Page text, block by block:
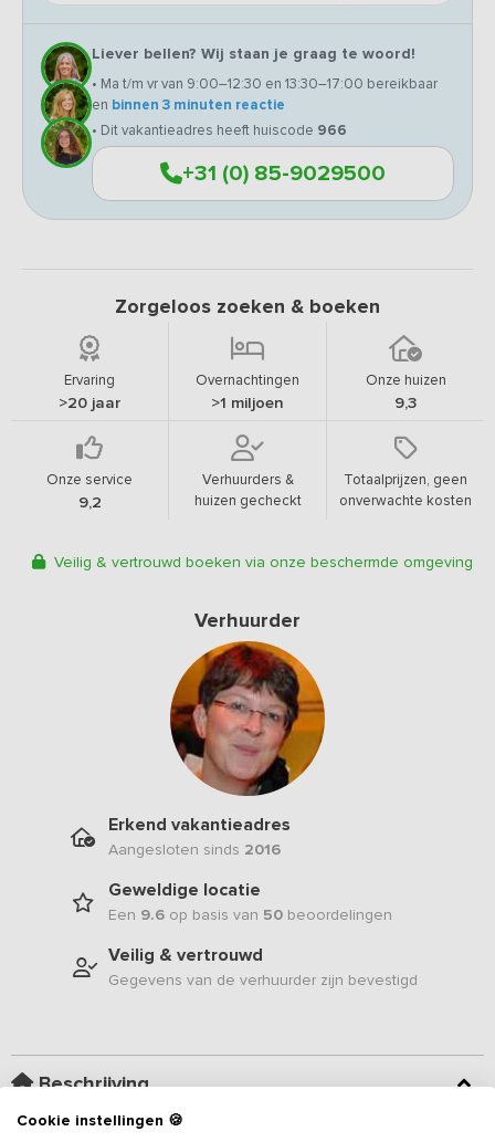
Liever bellen? Wij staan je graag te woord!
• Ma t/m vr van 9:00–12:30 en 13:30–17:00 bereikbaar
en binnen 3 minuten reactie
• Dit vakantieadres heeft huiscode 966
+31 (0) 85-9029500
Zorgeloos zoeken & boeken
Ervaring
>20 jaar
Overnachtingen
>1 miljoen
Onze huizen
9,3
Onze service
9,2
Verhuurders &
huizen gecheckt
Totaalprijzen, geen
onverwachte kosten
Veilig & vertrouwd boeken via onze beschermde omgeving
Verhuurder
Erkend vakantieadres
Aangesloten sinds 2016
Geweldige locatie
Een 9.6 op basis van 50 beoordelingen
Veilig & vertrouwd
Gegevens van de verhuurder zijn bevestigd
Beschrijving
Cookie instellingen 🍪